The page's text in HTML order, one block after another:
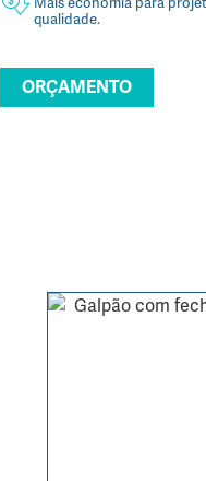
qualidade.
ORÇAMENTO